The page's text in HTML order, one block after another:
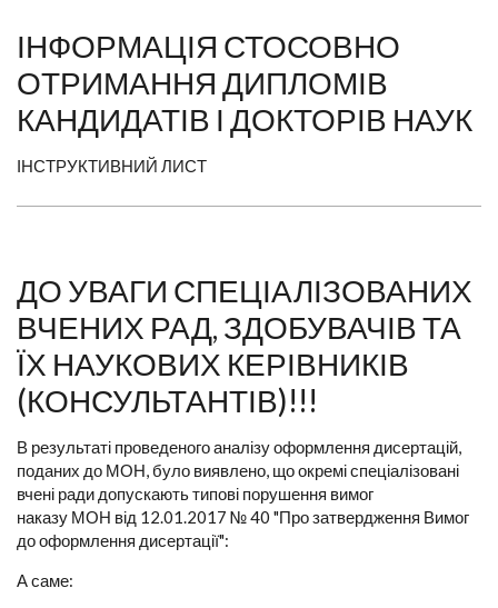
ІНФОРМАЦІЯ СТОСОВНО
ОТРИМАННЯ ДИПЛОМІВ
КАНДИДАТІВ І ДОКТОРІВ НАУК
ІНСТРУКТИВНИЙ ЛИСТ
ДО УВАГИ СПЕЦІАЛІЗОВАНИХ
ВЧЕНИХ РАД, ЗДОБУВАЧІВ ТА
ЇХ НАУКОВИХ КЕРІВНИКІВ
(КОНСУЛЬТАНТІВ)!!!
В результаті проведеного аналізу оформлення дисертацій,
поданих до МОН, було виявлено, що окремі спеціалізовані
вчені ради допускають типові порушення вимог
наказу МОН від 12.01.2017 № 40 "Про затвердження Вимог
до оформлення дисертації":
А саме: